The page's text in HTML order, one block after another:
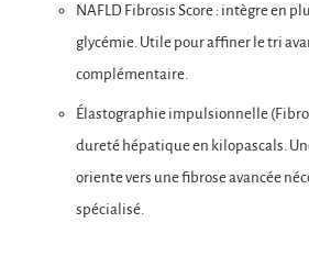
NAFLD Fibrosis Score : intègre en
glycémie. Utile pour affiner le tri
complémentaire.
Élastographie impulsionnelle
dureté hépatique en kilopascals.
oriente vers une fibrose avancée
spécialisé.